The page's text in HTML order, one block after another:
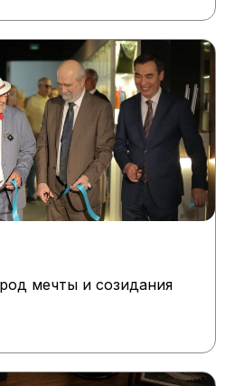
мечты и созидания